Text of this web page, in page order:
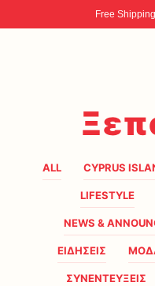
Free
ALL CYPRUS
LIFESTYLE
NEWS &
ΕΙΔΗΣΕΙΣ
ΣΥΝΕΝΤΕΥΞΕΙΣ